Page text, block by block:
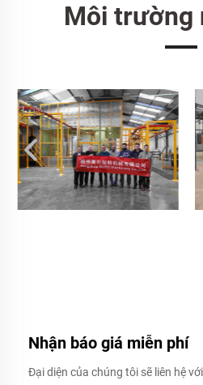
Môi trường
Nhận báo giá miễn phí
Đại diện của chúng tôi sẽ liên hệ